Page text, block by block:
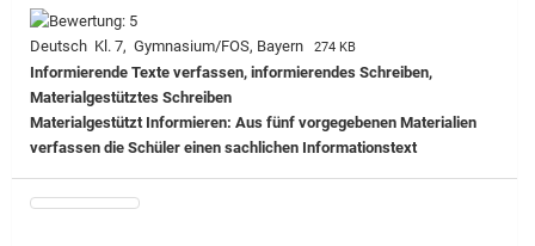
Deutsch Kl. 7, Gymnasium/FOS, Bayern 274 KB
Informierende Texte verfassen, informierendes Schreiben,
Materialgestütztes Schreiben
Materialgestützt Informieren: Aus fünf vorgegebenen Materialien
verfassen die Schüler einen sachlichen Informationstext